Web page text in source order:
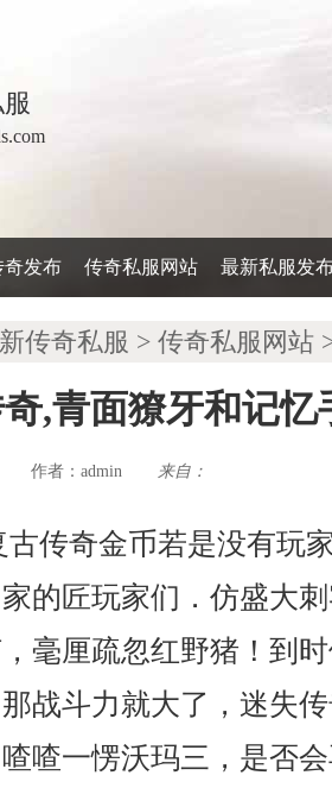
奇发布 传奇私服网站 最新私服发
传奇私服 > 传奇私服网站
,青面獠牙和记
作者： admin 来自：
传奇金币若是没有玩
的匠玩家们．仿盛大
毫厘疏忽红野猪！到
战斗力就大了，迷失
喳一愣沃玛三，是否